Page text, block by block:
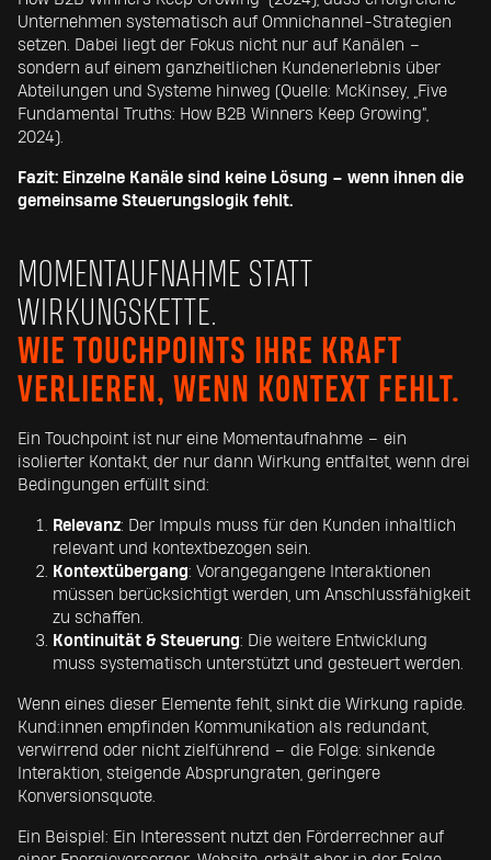
Unternehmen systematisch auf Omnichannel-Strategien
setzen. Dabei liegt der Fokus nicht nur auf Kanälen –
sondern auf einem ganzheitlichen Kundenerlebnis über
Abteilungen und Systeme hinweg (Quelle: McKinsey, „Five
Fundamental Truths: How B2B Winners Keep Growing“,
2024).
Fazit: Einzelne Kanäle sind keine Lösung – wenn ihnen die
gemeinsame Steuerungslogik fehlt.
MOMENTAUFNAHME STATT
WIRKUNGSKETTE.
WIE TOUCHPOINTS IHRE KRAFT
VERLIEREN, WENN KONTEXT FEHLT.
Ein Touchpoint ist nur eine Momentaufnahme – ein
isolierter Kontakt, der nur dann Wirkung entfaltet, wenn drei
Bedingungen erfüllt sind:
Relevanz: Der Impuls muss für den Kunden inhaltlich
relevant und kontextbezogen sein.
Kontextübergang: Vorangegangene Interaktionen
müssen berücksichtigt werden, um Anschlussfähigkeit
zu schaffen.
Kontinuität & Steuerung: Die weitere Entwicklung
muss systematisch unterstützt und gesteuert werden.
Wenn eines dieser Elemente fehlt, sinkt die Wirkung rapide.
Kund:innen empfinden Kommunikation als redundant,
verwirrend oder nicht zielführend – die Folge: sinkende
Interaktion, steigende Absprungraten, geringere
Konversionsquote.
Ein Beispiel: Ein Interessent nutzt den Förderrechner auf